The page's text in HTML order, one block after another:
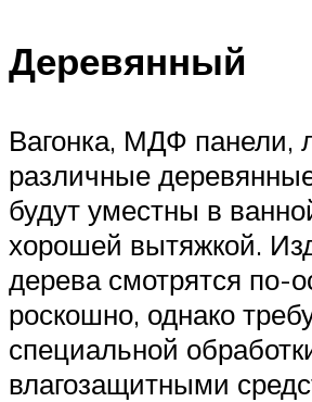
Деревянный
Вагонка, МДФ панели,
различные
будут уместны в
хорошей вытяжкой.
дерева смотрятся по-
роскошно, однако
специальной
влагозащитными